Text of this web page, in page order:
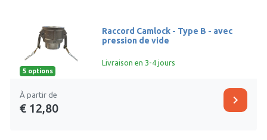
5 options
Raccord Camlock - Type B - avec
pression de vide
Livraison en 3-4 jours
À partir de
€ 12,80
chevron_right